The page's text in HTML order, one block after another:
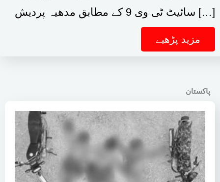
سائیٹ ٹی وی 9 کے مطابق مدھیہ پردیش […]
مزید پڑھیے
پاکستان